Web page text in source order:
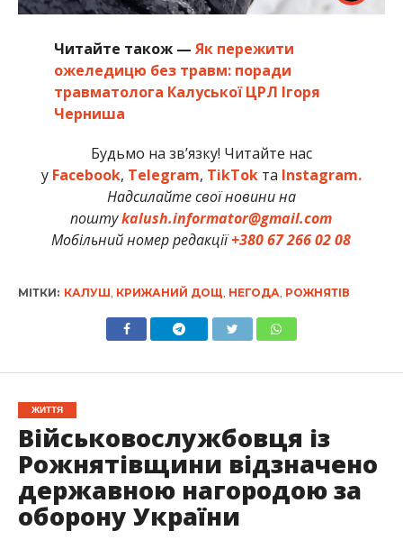
Читайте також — Як пережити
ожеледицю без травм: поради
травматолога Калуської ЦРЛ Ігоря
Черниша
Будьмо на зв’язку! Читайте нас
у Facebook, Telegram, TikTokта Instagram.
Надсилайте свої новини на
поштуkalush.informator@gmail.com
Мобільний номер редакції+380 67 266 02 08
МІТКИ: КАЛУШ КРИЖАНИЙ ДОЩ НЕГОДА РОЖНЯТІВ
ЖИТТЯ
Військовослужбовця із
Рожнятівщини відзначено
державною нагородою за
оборону України